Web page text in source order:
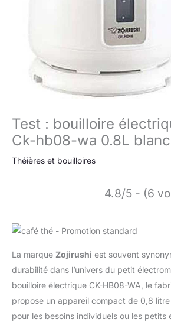
Test : bouilloire
Ck-hb08-wa 0.8L
Théières et bouilloires
4.8/5 - (6
La marque Zojirushi est souvent
durabilité dans l’univers du petit
bouilloire électrique CK-HB08-WA, le
propose un appareil compact de 0,8
pour les besoins individuels ou les petits